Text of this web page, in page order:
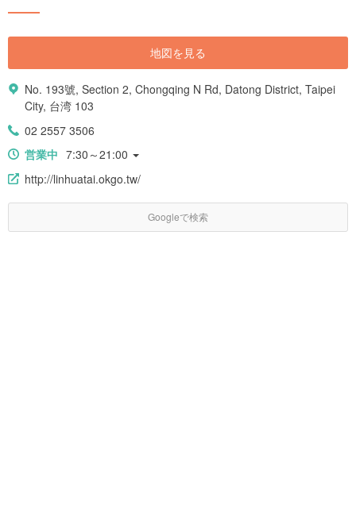
地図を見る
No. 193號, Section 2, Chongqing N Rd, Datong District, Taipei
City, 台湾 103
02 2557 3506
営業中 7:30～21:00
http://linhuatai.okgo.tw/
Googleで検索